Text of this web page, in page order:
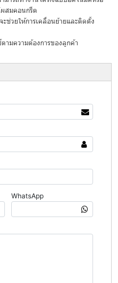
สมคอนกรีต
ช่วยให้การเคลื่อนย้ายและติดตั้ง
ามความต้องการของลูกค้า